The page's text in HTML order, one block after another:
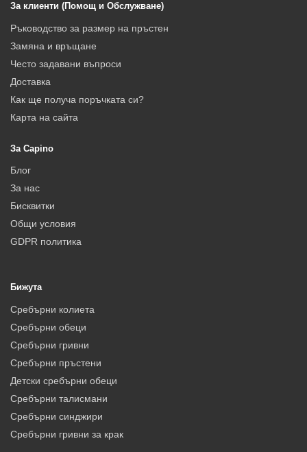
За клиенти (Помощ и Обслужване)
Ръководство за размер на пръстен
Замяна и връщане
Често задавани въпроси
Доставка
Как ще получа поръчката си?
Карта на сайта
За Capino
Блог
За нас
Бисквитки
Общи условия
GDPR политика
Бижута
Сребърни колиета
Сребърни обеци
Сребърни гривни
Сребърни пръстени
Детски сребърни обеци
Сребърни талисмани
Сребърни синджири
Сребърни гривни за крак